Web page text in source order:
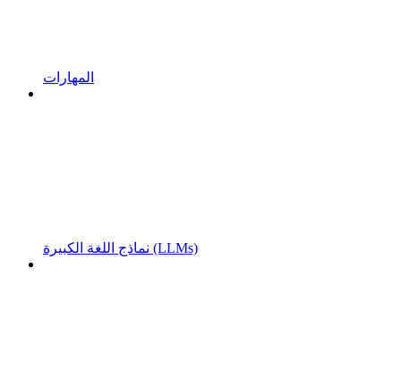
المهارات
نماذج اللغة الكبيرة (LLMs)